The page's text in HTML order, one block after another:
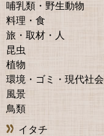
哺乳類・野生動物
料理・食
旅・取材・人
昆虫
植物
環境・ゴミ・現代社会
風景
鳥類
イタチ